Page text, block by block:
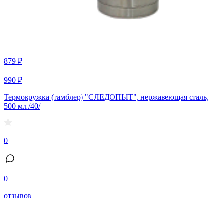
879 ₽
990 ₽
Термокружка (тамблер) "СЛЕДОПЫТ", нержавеющая сталь,
500 мл /40/
0
0
отзывов